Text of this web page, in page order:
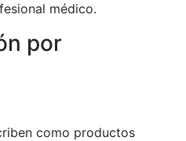
médico.
por
como productos